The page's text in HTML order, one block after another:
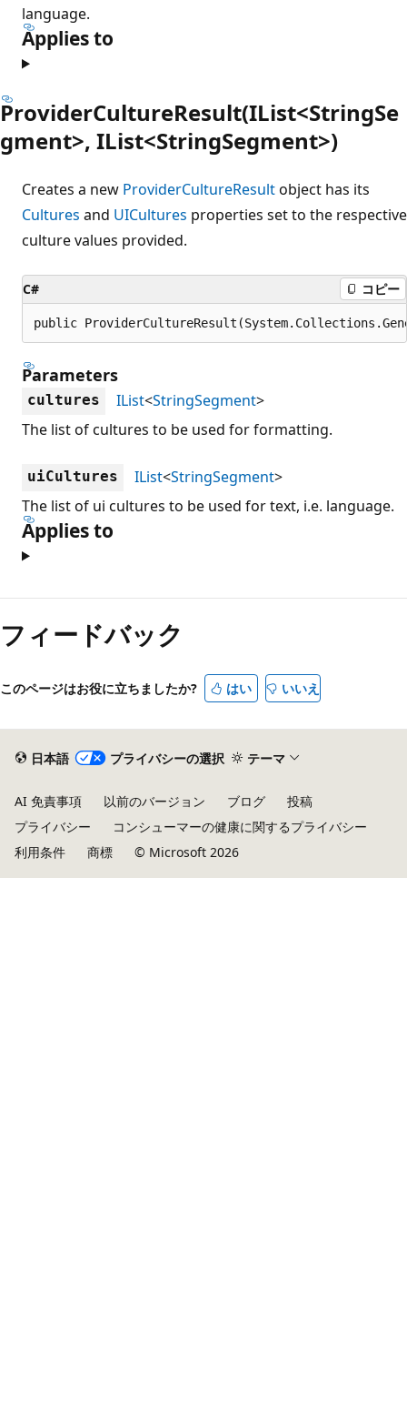
language.
Applies to
ProviderCultureResult(IList<StringSe
gment>, IList<StringSegment>)
Creates a new ProviderCultureResultobject has its
Cultures and UICultures properties set to the respective
culture values provided.
C# コピー
public
Parameters
cultures IList<StringSegment>
The list of cultures to be used for formatting.
uiCultures IList<StringSegment>
The list of ui cultures to be used for text, i.e. language.
Applies to
フィードバック
このページはお役に立ちましたか? はい いいえ
日本語 プライバシーの選択 テーマ
AI 免責事項 以前のバージョン ブログ
投稿
プライバシー
コンシューマーの健康に関するプライバシー
利用条件
商標 © Microsoft 2026